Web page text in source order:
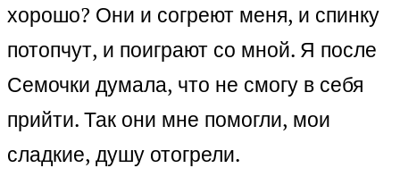
хорошо? Они и согреют меня, и спинку
потопчут, и поиграют со мной. Я после
Семочки думала, что не смогу в себя
прийти. Так они мне помогли, мои
сладкие, душу отогрели.